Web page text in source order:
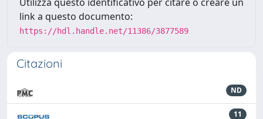
link a questo documento:
https://hdl.handle.net/11386/3877589
Citazioni
ND
11